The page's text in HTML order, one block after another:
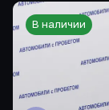
В наличии